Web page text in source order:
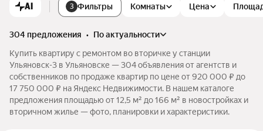
AI 3 Фильтры Комнаты Цена
304 предложения •
по актуальности
Купить квартиру с ремонтом во вторичке у станции
Ульяновск-3 в Ульяновске — 304 объявления от агентств и
собственников по продаже квартир по цене от 920 000 ₽ до
17 750 000 ₽ на Яндекс Недвижимости. В нашем каталоге
предложения площадью от 12,5 м² до 166 м² в новостройках и
вторичном жилье — фото, планировки и характеристики.